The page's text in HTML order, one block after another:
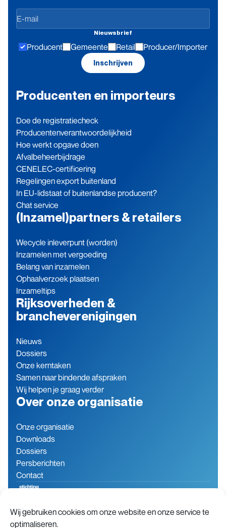
Wij gebruiken cookies om onze website en onze service te
optimaliseren.
Op
de
blijven
Nieuwsbrief
Producent Gemeente Retail Producer/Importer
Inschrijven
Producenten en importeurs
Doe de registratiecheck
Producenten­verantwoordelijkheid
Hoe werkt opgave doen
Afvalbeheerbijdrage
CENELEC-certificering
Regelingen export buitenland
In EU-lidstaat of buitenlandse producent?
Chat service
(Inzamel)partners & retailers
Wecycle inleverpunt (worden)
Inzamelen met vergoeding
Belang van inzamelen
Ophaalverzoek plaatsen
Inzameltips
Rijksoverheden &
brancheverenigingen
Nieuws
Dossiers
Onze kerntaken
Samen naar bindende afspraken
Wij helpen je graag verder
Over onze organisatie
Onze organisatie
Downloads
Dossiers
Persberichten
Contact
Baron de Coubertinlaan 7